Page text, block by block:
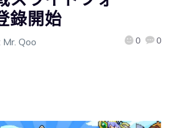
錄開始
Mr. Qoo 0 0